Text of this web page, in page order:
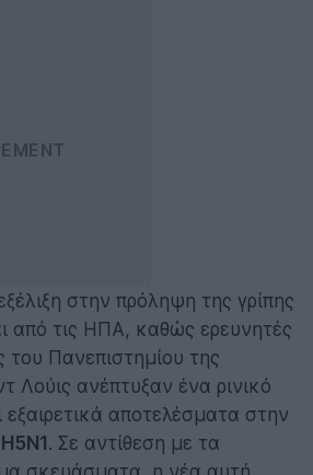
στην πρόληψη της γρίπης
από τις ΗΠΑ, καθώς ερευνητές
του Πανεπιστημίου της
Λούις ανέπτυξαν ένα ρινικό
εξαιρετικά αποτελέσματα στην
. Σε αντίθεση με τα